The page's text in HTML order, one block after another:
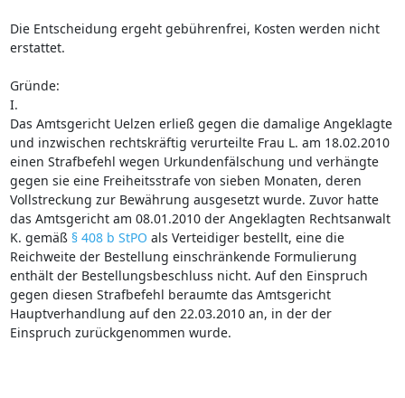
Die Entscheidung ergeht gebührenfrei, Kosten werden nicht
erstattet.
Gründe:
I.
Das Amtsgericht Uelzen erließ gegen die damalige Angeklagte
und inzwischen rechtskräftig verurteilte Frau L. am 18.02.2010
einen Strafbefehl wegen Urkundenfälschung und verhängte
gegen sie eine Freiheitsstrafe von sieben Monaten, deren
Vollstreckung zur Bewährung ausgesetzt wurde. Zuvor hatte
das Amtsgericht am 08.01.2010 der Angeklagten Rechtsanwalt
K. gemäß § 408 b StPO als Verteidiger bestellt, eine die
Reichweite der Bestellung einschränkende Formulierung
enthält der Bestellungsbeschluss nicht. Auf den Einspruch
gegen diesen Strafbefehl beraumte das Amtsgericht
Hauptverhandlung auf den 22.03.2010 an, in der der
Einspruch zurückgenommen wurde.